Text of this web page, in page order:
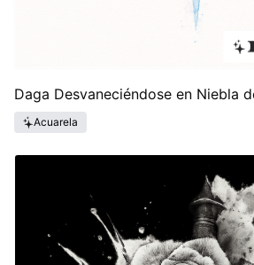
Daga Desvaneciéndose en Niebla
Acuarela